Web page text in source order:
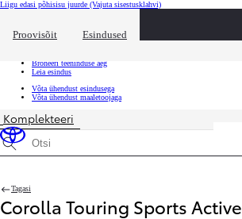
Liigu edasi põhisisu juurde (Vajuta sisestusklahvi)
Proovisõit Esindused
Kiirtee Klõpsa kiirtee ülekatte sulgemiseks
Broneeri teeninduse aeg
Leia esindus
Võta ühendust esindusega
Võta ühendust maaletoojaga
Komplekteeri
Otsinguandmed
Tagasi
Corolla Touring Sports Active